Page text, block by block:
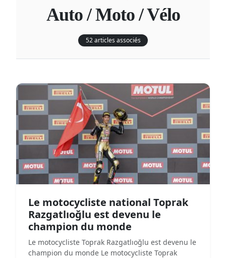
Auto / Moto / Vélo
52 articles associés
Le motocycliste national Toprak
Razgatlıoğlu est devenu le
champion du monde
Le motocycliste Toprak Razgatlıoğlu est devenu le
champion du monde Le motocycliste Toprak